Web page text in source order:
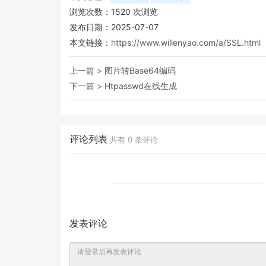
浏览次数： 1520 次浏览
发布日期：2025-07-07
本文链接： https://www.willenyao.com/a/SSL.html
上一篇 > 图片转Base64编码
下一篇 > Htpasswd在线生成
评论列表 共有 0 条评论
发表评论